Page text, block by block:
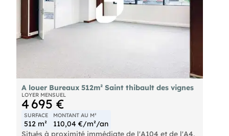
A louer Bureaux 512m² Saint thibault des vignes
LOYER MENSUEL
4 695 €
SURFACE
512 m²
MONTANT AU M²
110,04 €/m²/an
Situés à proximité immédiate de l'A104 et de l'A4,